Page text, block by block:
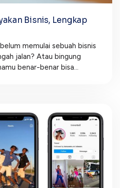
Bisnis, Lengkap
memulai sebuah bisnis
jalan? Atau bingung
benar-benar bisa...